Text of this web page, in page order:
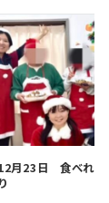
月23日 食べれる
り